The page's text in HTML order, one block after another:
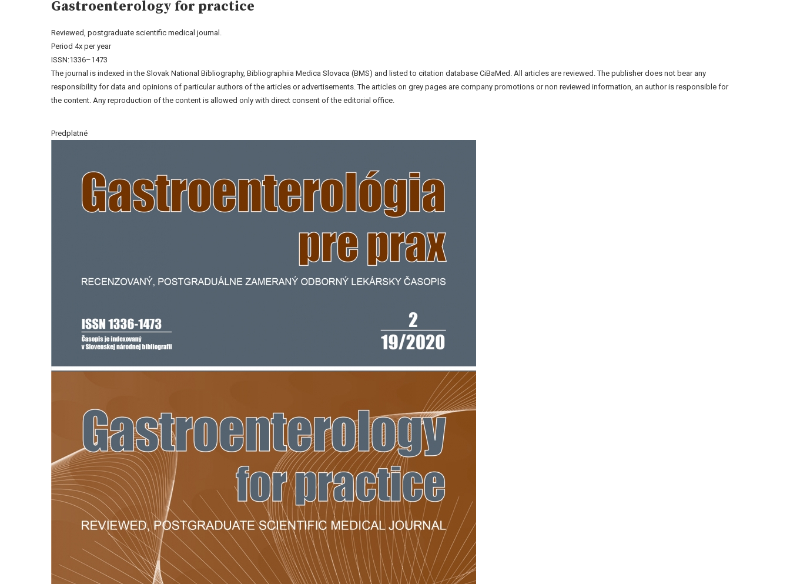
Gastroenterology for practice
Reviewed, postgraduate scientific medical journal.
Period 4x per year
ISSN:1336–1473
The journal is indexed in the Slovak National Bibliography, Bibliographiia Medica Slovaca (BMS) and listed to citation database CiBaMed. All articles are reviewed. The publisher does not bear any
responsibility for data and opinions of particular authors of the articles or advertisements. The articles on grey pages are company promotions or non reviewed information, an author is responsible for
the content. Any reproduction of the content is allowed only with direct consent of the editorial office.
Predplatné